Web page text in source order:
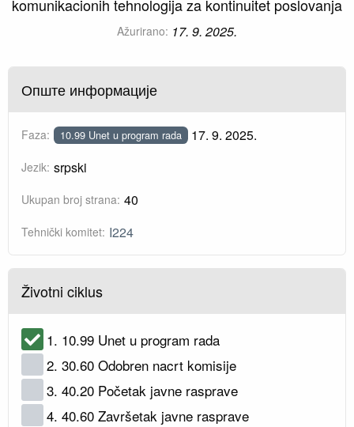
komunikacionih tehnologija za kontinuitet poslovanja
Ažurirano: 17. 9. 2025.
Опште информације
Faza: 10.99 Unet u program rada 17. 9. 2025.
Jezik: srpski
Ukupan broj strana: 40
Tehnički komitet: I224
Životni ciklus
1. 10.99 Unet u program rada
2. 30.60 Odobren nacrt komisije
3. 40.20 Početak javne rasprave
4. 40.60 Završetak javne rasprave